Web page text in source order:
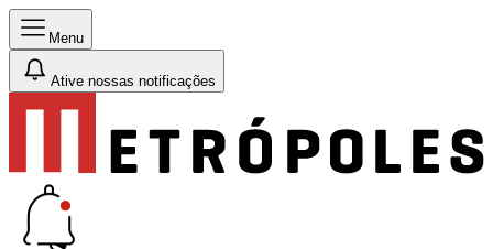
Menu
Ative nossas notificações